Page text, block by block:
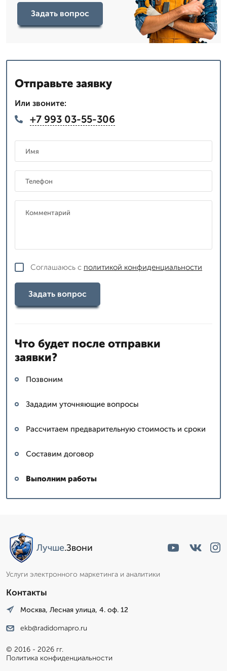
Задать вопрос
Отправьте заявку
Или звоните:
+7 993 03-55-306
Соглашаюсь с политикой конфиденциальности
Задать вопрос
Что будет после отправки
заявки?
Позвоним
Зададим уточняющие вопросы
Рассчитаем предварительную стоимость и сроки
Составим договор
Выполним работы
Лучше.Звони
Услуги электронного маркетинга и аналитики
Контакты
Москва, Лесная улица, 4. оф. 12
ekb@radidomapro.ru
© 2016 - 2026 гг.
Политика конфиденциальности